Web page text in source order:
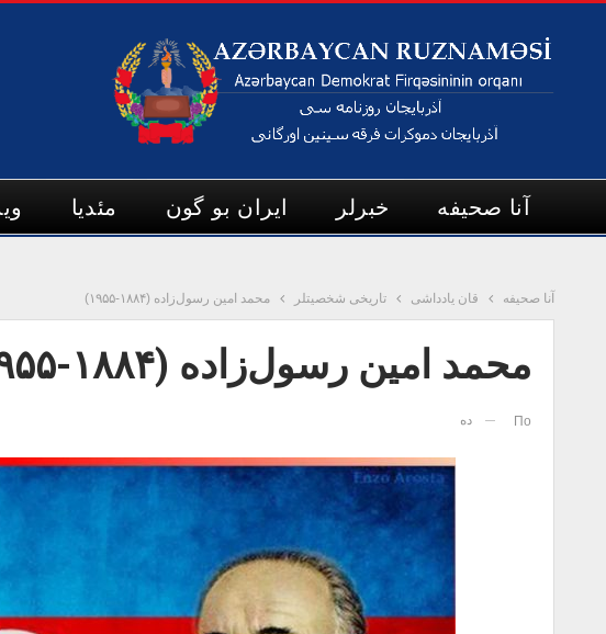
آنا صحیفه خبرلر ایران بو گون مئدیا
آنا صحیفه قان یادداشی تاریخی شخصیتلر محمد امین رسول‌زاده (۱۸۸۴-۱۹۵۵)
محمد امین رسول‌زاده (۱۸۸۴-۱۹۵۵)
По ده